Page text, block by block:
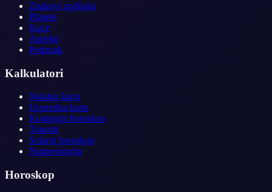
Znakovi zodijaka
Planete
Kuce
Aspekti
Podznak
Kalkulatori
Natalna karta
Uporedna karta
Kompozit horoskop
Tranziti
Solarni horoskop
Numerologija
Horoskop